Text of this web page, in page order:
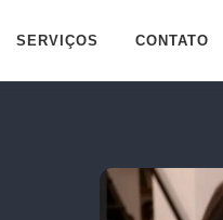
SERVIÇOS CONTATO